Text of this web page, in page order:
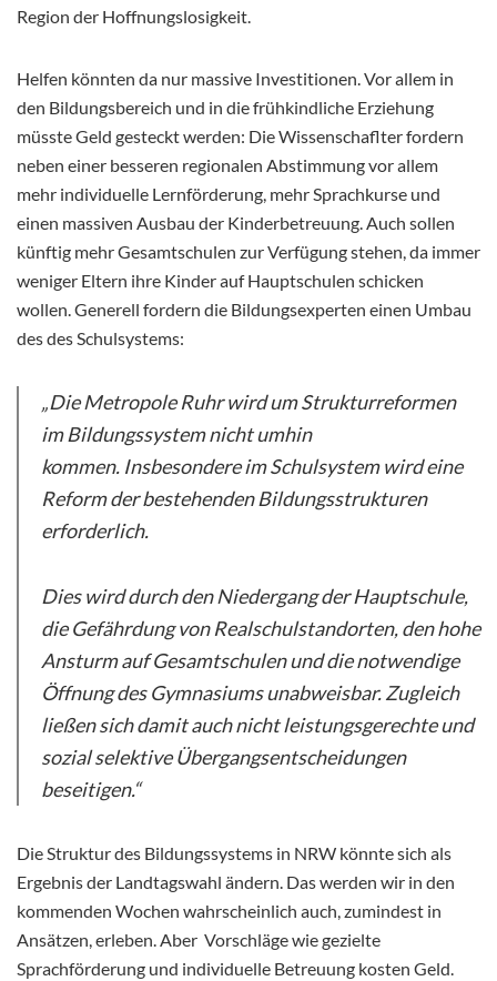
Region der Hoffnungslosigkeit.
Helfen könnten da nur massive Investitionen. Vor allem in
den Bildungsbereich und in die frühkindliche Erziehung
müsste Geld gesteckt werden: Die Wissenschaflter fordern
neben einer besseren regionalen Abstimmung vor allem
mehr individuelle Lernförderung, mehr Sprachkurse und
einen massiven Ausbau der Kinderbetreuung. Auch sollen
künftig mehr Gesamtschulen zur Verfügung stehen, da immer
weniger Eltern ihre Kinder auf Hauptschulen schicken
wollen. Generell fordern die Bildungsexperten einen Umbau
des des Schulsystems:
„Die Metropole Ruhr wird um Strukturreformen
im Bildungssystem nicht umhin
kommen. Insbesondere im Schulsystem wird eine
Reform der bestehenden Bildungsstrukturen
erforderlich.
Dies wird durch den Niedergang der Hauptschule,
die Gefährdung von Realschulstandorten, den hohe
Ansturm auf Gesamtschulen und die notwendige
Öffnung des Gymnasiums unabweisbar. Zugleich
ließen sich damit auch nicht leistungsgerechte und
sozial selektive Übergangsentscheidungen
beseitigen.“
Die Struktur des Bildungssystems in NRW könnte sich als
Ergebnis der Landtagswahl ändern. Das werden wir in den
kommenden Wochen wahrscheinlich auch, zumindest in
Ansätzen, erleben. Aber Vorschläge wie gezielte
Sprachförderung und individuelle Betreuung kosten Geld.